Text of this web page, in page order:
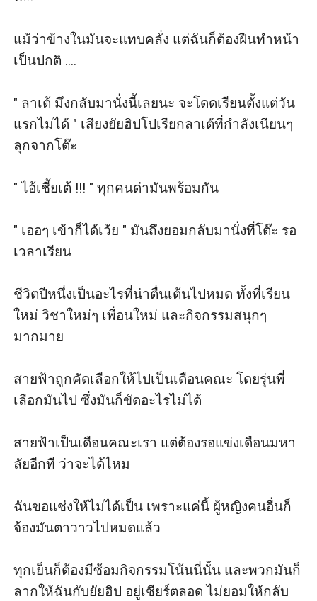
แม้ว่าข้างในมันจะแทบคลั่ง แต่ฉันก็ต้องฝืนทำหน้า
เป็นปกติ ....
" ลาเต้ มึงกลับมานั่งนี้เลยนะ จะโดดเรียนตั้งแต่วัน
แรกไม่ได้ " เสียงยัยฮิปโปเรียกลาเต้ที่กำลังเนียนๆ
ลุกจากโต๊ะ
" ไอ้เชี้ยเต้ !!! " ทุกคนด่ามันพร้อมกัน
" เออๆ เข้าก็ได้เว้ย " มันถึงยอมกลับมานั่งที่โต๊ะ รอ
เวลาเรียน
ชีวิตปีหนึ่งเป็นอะไรที่น่าตื่นเต้นไปหมด ทั้งที่เรียน
ใหม่ วิชาใหม่ๆ เพื่อนใหม่ และกิจกรรมสนุกๆ
มากมาย
สายฟ้าถูกคัดเลือกให้ไปเป็นเดือนคณะ โดยรุ่นพี่
เลือกมันไป ซึ่งมันก็ขัดอะไรไม่ได้
สายฟ้าเป็นเดือนคณะเรา แต่ต้องรอแข่งเดือนมหา
ลัยอีกที ว่าจะได้ไหม
ฉันขอแช่งให้ไม่ได้เป็น เพราะแค่นี้ ผู้หญิงคนอื่นก็
จ้องมันตาวาวไปหมดแล้ว
ทุกเย็นก็ต้องมีซ้อมกิจกรรมโน้นนี่นั้น และพวกมันก็
ลากให้ฉันกับยัยฮิป อยู่เชียร์ตลอด ไม่ยอมให้กลับ